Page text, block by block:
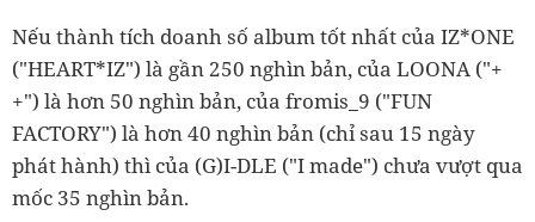
Nếu thành tích doanh số album tốt nhất của IZ*ONE
("HEART*IZ") là gần 250 nghìn bản, của LOONA ("+
+") là hơn 50 nghìn bản, của fromis_9 ("FUN
FACTORY") là hơn 40 nghìn bản (chỉ sau 15 ngày
phát hành) thì của (G)I-DLE ("I made") chưa vượt qua
mốc 35 nghìn bản.